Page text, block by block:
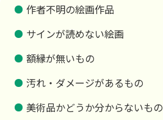
作者不明の絵画作品
サインが読めない絵画
額縁が無いもの
汚れ・ダメージがあるもの
美術品かどうか分からないもの